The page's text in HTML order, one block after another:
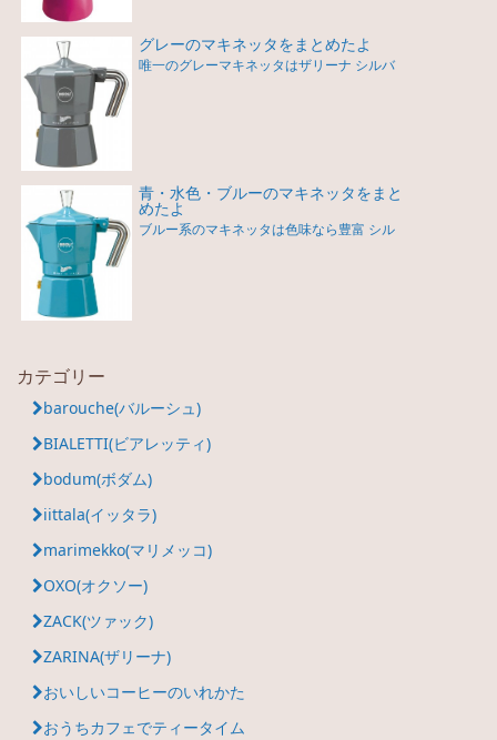
グレーのマキネッタをまとめたよ
唯一のグレーマキネッタはザリーナ シルバ
青・水色・ブルーのマキネッタをまと
めたよ
ブルー系のマキネッタは色味なら豊富 シル
カテゴリー
barouche(バルーシュ)
BIALETTI(ビアレッティ)
bodum(ボダム)
iittala(イッタラ)
marimekko(マリメッコ)
OXO(オクソー)
ZACK(ツァック)
ZARINA(ザリーナ)
おいしいコーヒーのいれかた
おうちカフェでティータイム